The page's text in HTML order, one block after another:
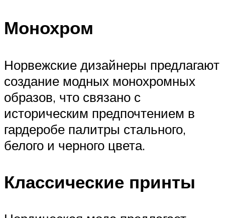
Монохром
Норвежские дизайнеры предлагают
создание модных монохромных
образов, что связано с
историческим предпочтением в
гардеробе палитры стального,
белого и черного цвета.
Классические принты